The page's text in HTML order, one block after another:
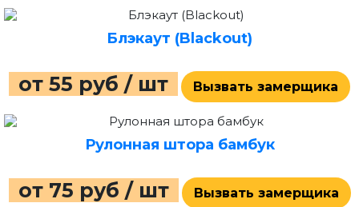
Блэкаут (Blackout)
от 55 руб / шт Вызвать замерщика
Рулонная штора бамбук
от 75 руб / шт Вызвать замерщика